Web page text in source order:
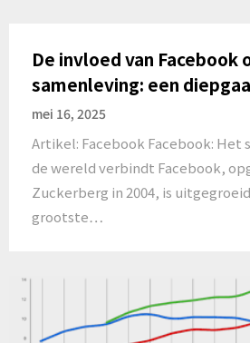
De invloed van Facebook
samenleving: een
mei 16, 2025
Artikel: Facebook Facebook: Het
de wereld verbindt Facebook,
Zuckerberg in 2004, is
grootste…